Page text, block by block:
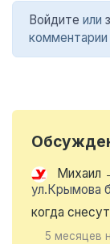
Войдите или
комментарии
Михаил
ул.Крымова
когда
5 месяцев